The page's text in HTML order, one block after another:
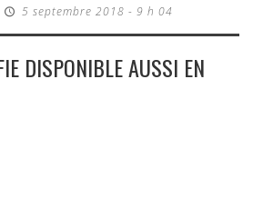
5 septembre 2018 - 9 h 04
DISPONIBLE AUSSI EN